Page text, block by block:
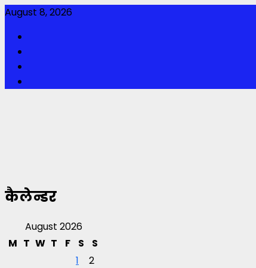
Skip
content
August 8, 2026
कैलेन्डर
August 2026
M T W T F S
S
1
2